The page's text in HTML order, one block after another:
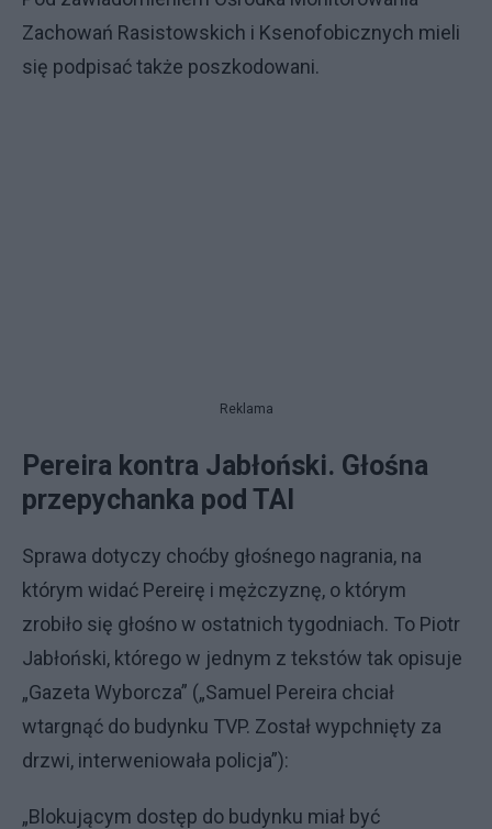
Zachowań Rasistowskich i Ksenofobicznych mieli
się podpisać także poszkodowani.
Reklama
Pereira kontra Jabłoński. Głośna
przepychanka pod TAI
Sprawa dotyczy choćby głośnego nagrania, na
którym widać Pereirę i mężczyznę, o którym
zrobiło się głośno w ostatnich tygodniach. To Piotr
Jabłoński, którego w jednym z tekstów tak opisuje
„Gazeta Wyborcza” („Samuel Pereira chciał
wtargnąć do budynku TVP. Został wypchnięty za
drzwi, interweniowała policja”):
„Blokującym dostęp do budynku miał być